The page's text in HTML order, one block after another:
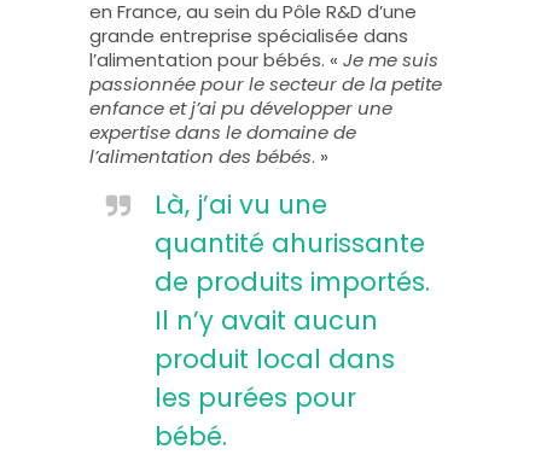
en France, au sein du Pôle R&D d’une
grande entreprise spécialisée dans
l’alimentation pour bébés. « Je me suis
passionnée pour le secteur de la petite
enfance et j’ai pu développer une
expertise dans le domaine de
l’alimentation des bébés. »
Là, j’ai vu une
quantité ahurissante
de produits importés.
Il n’y avait aucun
produit local dans
les purées pour
bébé.